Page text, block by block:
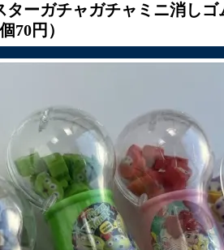
ターガチャガチャミニ消しゴ
70円）